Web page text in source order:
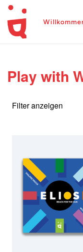
Play with
Filter anzeigen